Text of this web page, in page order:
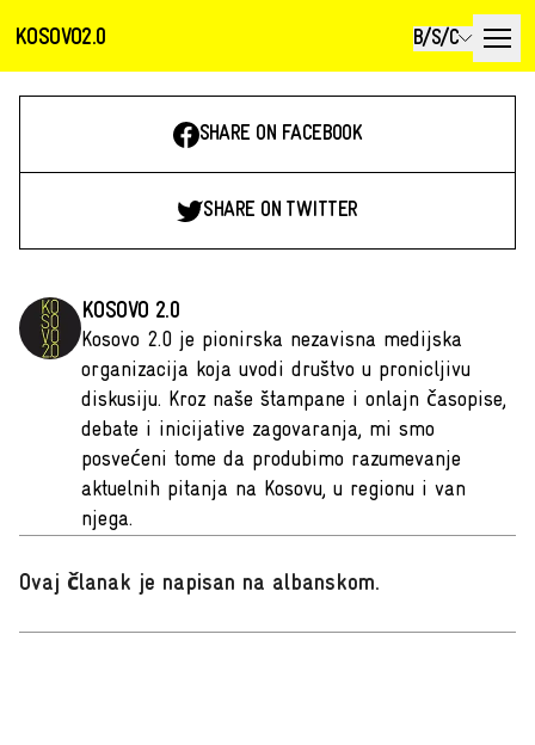
KOSOVO2.0 B/S/C
SHARE ON FACEBOOK
SHARE ON TWITTER
KOSOVO 2.0
Kosovo 2.0 je pionirska nezavisna medijska
organizacija koja uvodi društvo u pronicljivu
diskusiju. Kroz naše štampane i onlajn časopise,
debate i inicijative zagovaranja, mi smo
posvećeni tome da produbimo razumevanje
aktuelnih pitanja na Kosovu, u regionu i van
njega.
Ovaj članak je napisan na albanskom.